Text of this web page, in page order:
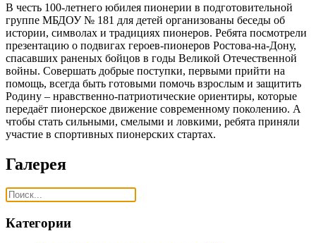
В честь 100-летнего юбилея пионерии в подготовительной
группе МБДОУ № 181 для детей организованы беседы об
истории, символах и традициях пионеров. Ребята посмотрели
презентацию о подвигах героев-пионеров Ростова-на-Дону,
спасавших раненых бойцов в годы Великой Отечественной
войны. Совершать добрые поступки, первыми прийти на
помощь, всегда быть готовыми помочь взрослым и защитить
Родину – нравственно-патриотические ориентиры, которые
передаёт пионерское движение современному поколению. А
чтобы стать сильными, смелыми и ловкими, ребята приняли
участие в спортивных пионерских стартах.
Галерея
Категории